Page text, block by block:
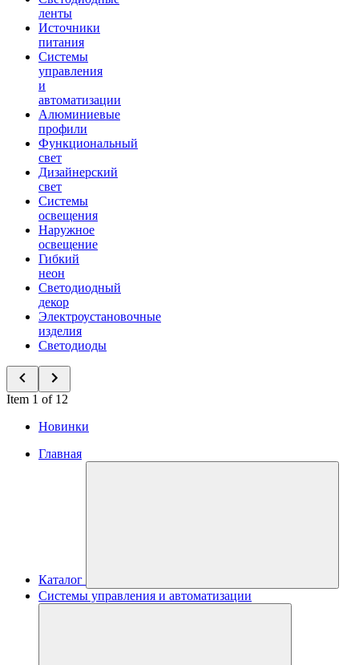
ленты
Источники
питания
Системы
управления
и
автоматизации
Алюминиевые
профили
Функциональный
свет
Дизайнерский
свет
Системы
освещения
Наружное
освещение
Гибкий
неон
Светодиодный
декор
Электроустановочные
изделия
Светодиоды
Item 1 of 12
Новинки
Главная
Каталог
Системы управления и автоматизации